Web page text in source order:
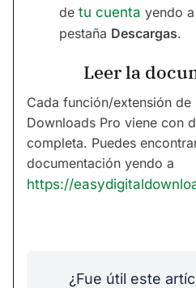
de tu cuenta yendo
pestaña Descargas.
Leer la
Cada función/extensión de
Downloads Pro viene con
completa. Puedes
documentación yendo a
https://
¿Fue útil este